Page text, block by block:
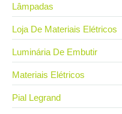
Lâmpadas
Loja De Materiais Elétricos
Luminária De Embutir
Materiais Elétricos
Pial Legrand